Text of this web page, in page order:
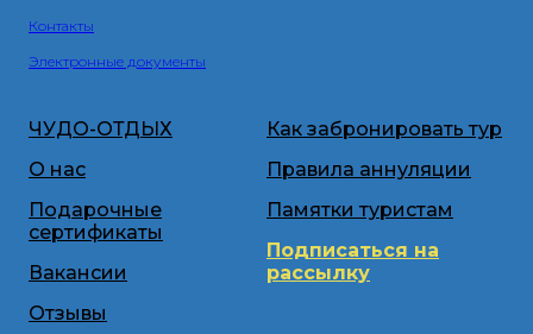
Контакты
Электронные документы
ЧУДО-ОТДЫХ
О нас
Подарочные
сертификаты
Вакансии
Отзывы
Как забронировать тур
Правила аннуляции
Памятки туристам
Подписаться на
рассылку